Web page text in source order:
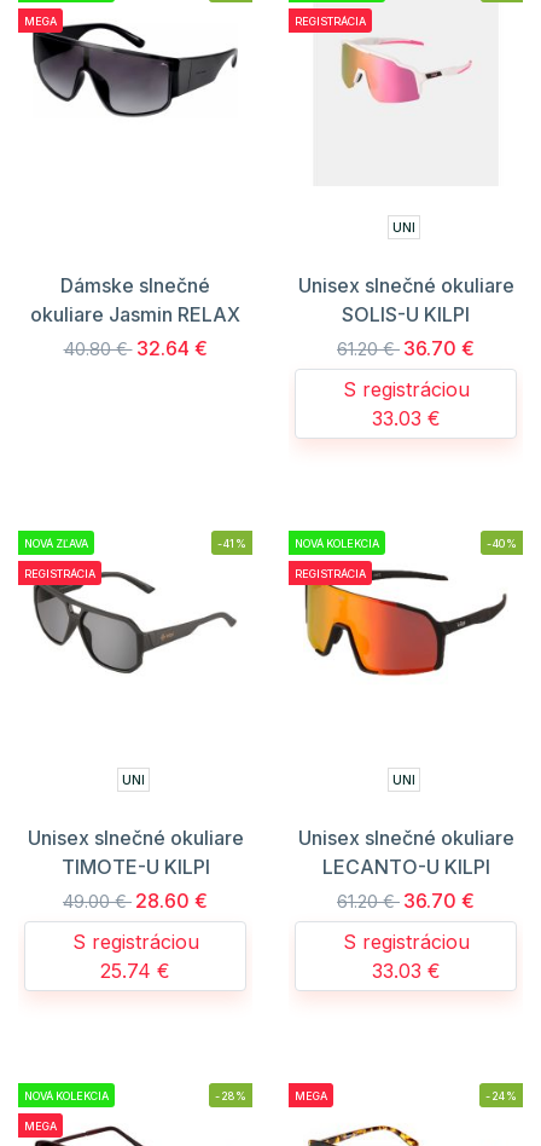
MEGA
Dámske slnečné
okuliare Jasmin RELAX
40.80 € 32.64 €
REGISTRÁCIA
UNI
Unisex slnečné okuliare
SOLIS-U KILPI
61.20 € 36.70 €
S registráciou
33.03 €
NOVÁ ZĽAVA
REGISTRÁCIA
-41%
UNI
Unisex slnečné okuliare
TIMOTE-U KILPI
49.00 € 28.60 €
S registráciou
25.74 €
NOVÁ KOLEKCIA
REGISTRÁCIA
-40%
UNI
Unisex slnečné okuliare
LECANTO-U KILPI
61.20 € 36.70 €
S registráciou
33.03 €
NOVÁ KOLEKCIA
MEGA
-28% MEGA -24%